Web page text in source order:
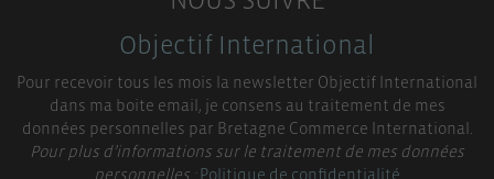
Objectif International
Pour recevoir tous les mois la newsletter Objectif International
dans ma boite email, je consens au traitement de mes
données personnelles par Bretagne Commerce International.
Pour plus d’informations sur le traitement de mes données
personnelles :Politique de confidentialité